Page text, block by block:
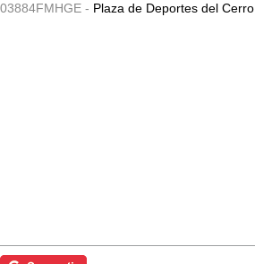
03884FMHGE - Plaza de Deportes del Cerro.